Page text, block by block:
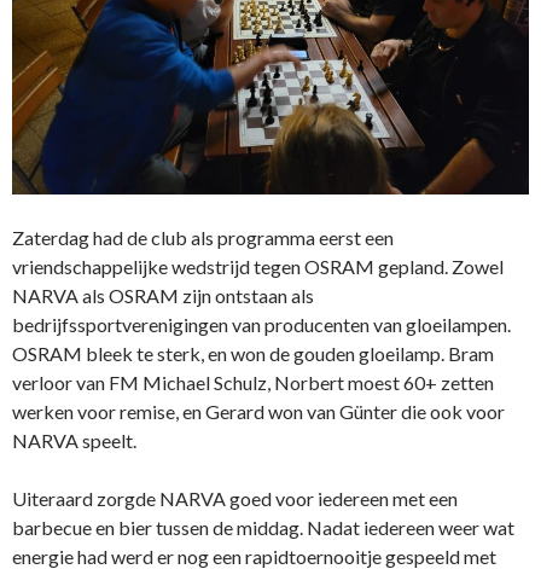
Zaterdag had de club als programma eerst een
vriendschappelijke wedstrijd tegen OSRAM gepland. Zowel
NARVA als OSRAM zijn ontstaan als
bedrijfssportverenigingen van producenten van gloeilampen.
OSRAM bleek te sterk, en won de gouden gloeilamp. Bram
verloor van FM Michael Schulz, Norbert moest 60+ zetten
werken voor remise, en Gerard won van Günter die ook voor
NARVA speelt.
Uiteraard zorgde NARVA goed voor iedereen met een
barbecue en bier tussen de middag. Nadat iedereen weer wat
energie had werd er nog een rapidtoernooitje gespeeld met